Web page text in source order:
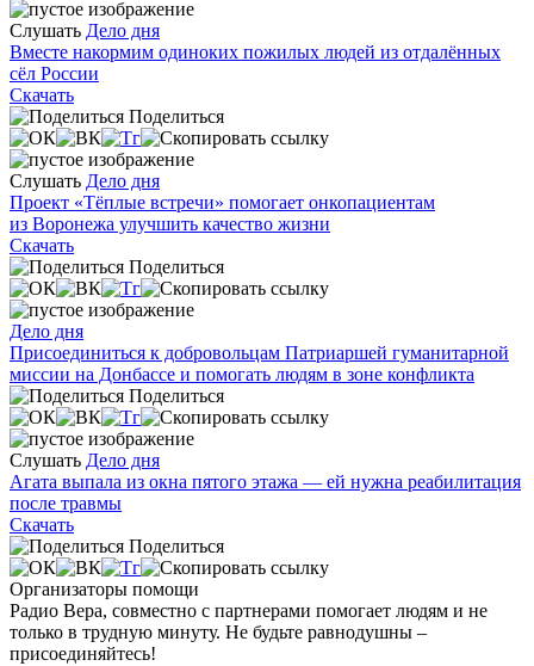
Слушать Дело дня
Вместе накормим одиноких пожилых людей из отдалённых
сёл России
Скачать
Поделиться
Слушать Дело дня
Проект «Тёплые встречи» помогает онкопациентам
из Воронежа улучшить качество жизни
Скачать
Поделиться
Дело дня
Присоединиться к добровольцам Патриаршей гуманитарной
миссии на Донбассе и помогать людям в зоне конфликта
Поделиться
Слушать Дело дня
Агата выпала из окна пятого этажа — ей нужна реабилитация
после травмы
Скачать
Поделиться
Организаторы помощи
Радио Вера, совместно с партнерами помогает людям и не
только в трудную минуту. Не будьте равнодушны –
присоединяйтесь!